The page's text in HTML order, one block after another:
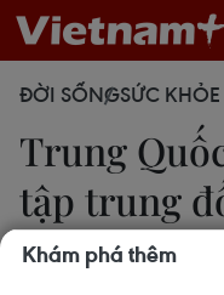
ĐỜI SỐNGSỨC KHỎE
Trung
tập trung
cảnh
Khám phá thêm